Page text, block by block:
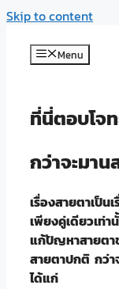
Skip to content
Menu
ที่นี่ตอบโจ
กว่าจะมา
เรื่องสายตาเป็
เพียงคู่เดียวเท่
แก้ปัญหาสายตา
สายตาปกติ กว่า
ได้แก่